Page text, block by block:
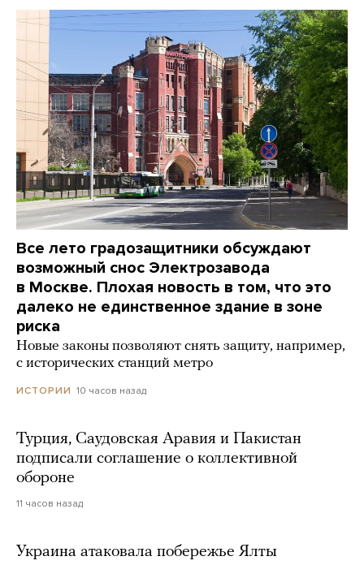
Все лето градозащитники обсуждают
возможный снос Электрозавода
в Москве. Плохая новость в том, что это
далеко не единственное здание в зоне
риска
Новые законы позволяют снять защиту, например,
с исторических станций метро
ИСТОРИИ 10 часов назад
Турция, Саудовская Аравия и Пакистан
подписали соглашение о коллективной
обороне
11 часов назад
Украина атаковала побережье Ялты